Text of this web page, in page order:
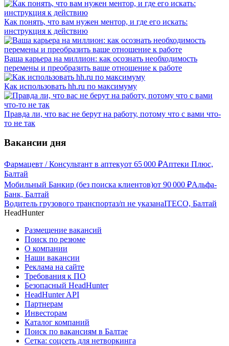
Как понять, что вам нужен ментор, и где его искать:
инструкция к действию
Ваша карьера на миллион: как осознать необходимость
перемены и преобразить ваше отношение к работе
Как использовать hh.ru по максимуму
Правда ли, что вас не берут на работу, потому что с вами что-
то не так
Вакансии дня
Фармацевт / Консультант в аптекуот 65 000 ₽Аптеки Плюс,
Балтай
Мобильный Банкир (без поиска клиентов)от 90 000 ₽Альфа-
Банк, Балтай
Водитель грузового транспортаз/п не указанаITECO, Балтай
HeadHunter
Размещение вакансий
Поиск по резюме
О компании
Наши вакансии
Реклама на сайте
Требования к ПО
Безопасный HeadHunter
HeadHunter API
Партнерам
Инвесторам
Каталог компаний
Поиск по вакансиям в Балтае
Сетка: соцсеть для нетворкинга